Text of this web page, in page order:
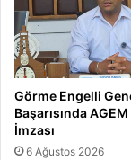
Görme Engelli
Başarısında
İmzası
6 Ağustos 2026